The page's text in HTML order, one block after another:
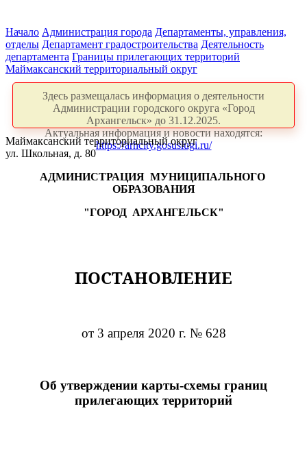
Начало Администрация города Департаменты, управления,
отделы Департамент градостроительства Деятельность
департамента Границы прилегающих территорий
Маймаксанский территориальный округ
Здесь размещалась информация о деятельности
Администрации городского округа «Город
Архангельск» до 31.12.2025.
Актуальная информация и новости находятся:
https://arhcity.gosuslugi.ru/
Маймаксанский территориальный округ
ул. Школьная, д. 80
АДМИНИСТРАЦИЯ МУНИЦИПАЛЬНОГО
ОБРАЗОВАНИЯ
"ГОРОД АРХАНГЕЛЬСК"
ПОСТАНОВЛЕНИЕ
от 3 апреля 2020 г. № 628
Об утверждении карты-схемы границ
прилегающих территорий